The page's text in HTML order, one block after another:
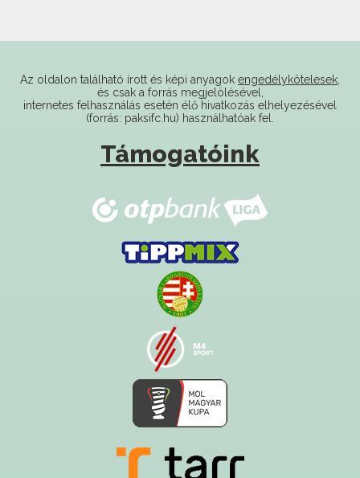
internetes felhasználás esetén élő hivatkozás elhelyezésével
(forrás: paksifc.hu) használhatóak fel.
Támogatóink